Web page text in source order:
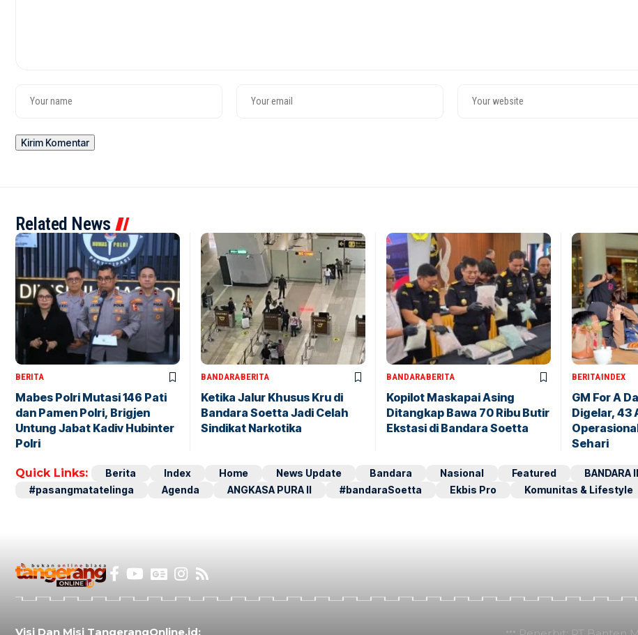
Related News
BERITA
Mabes Polri Mutasi 146 Pati
dan Pamen Polri, Brigjen
Untung Jabat Kadiv Hubinter
Polri
BANDARABERITA
Ketika Jalur Khusus Kru di
Bandara Soetta Jadi Celah
Sindikat Narkotika
BANDARABERITA
Kopilot Maskapai Asing
Ditangkap Bawa 70 Ribu Butir
Ekstasi di Bandara Soetta
BERITAINDEX
GM For A
Digelar, 43
Sehari
Quick Links: Berita Index Home News Update Bandara Nasional Featured
BANDARA
#pasangmatatelinga
Agenda ANGKASA PURA II #bandaraSoetta Ekbis Pro Komunitas & Lifestyle
Visi Dan Misi TangerangOnline.id: